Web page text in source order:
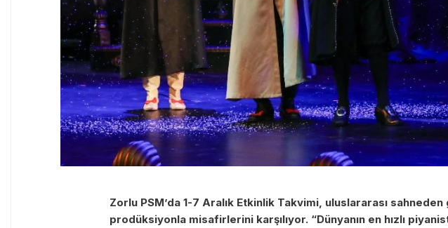
Zorlu PSM’da 1-7 Aralık Etkinlik Takvimi, uluslararası
prodüksiyonla misafirlerini karşılıyor. “Dünyanın en hızlı